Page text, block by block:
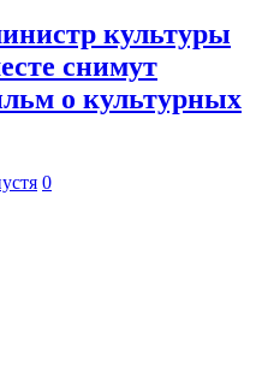
культуры
снимут
о культурных
0